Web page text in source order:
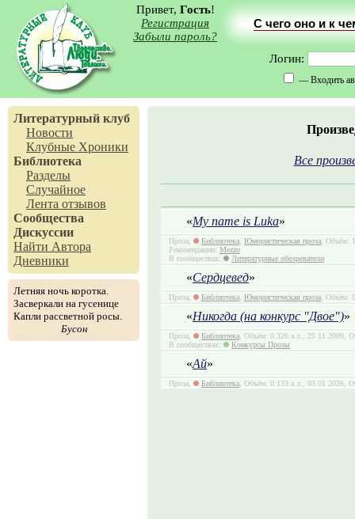
Привет, Гость!
Регистрация
Забыли пароль?
С чего оно и к
Логин:
— Входить
Литературный клуб
Новости
Клубные Хроники
Библиотека
Разделы
Случайное
Лента отзывов
Сообщества
Дискуссии
Найти Автора
Дневники
Летняя ночь коротка.
Засверкали на гусенице
Капли рассветной росы.
Бусон
Все
«My name is Luka»
Проза, Библиотека, Юмористическая проза, Объём:
Рекомендации: Mezzo
В сообществах:
Литературные обозреватели
«Сердцевед»
Проза, Библиотека, Юмористическая проза, Объём:
«Никогда (на конкурс "Двое")»
Проза, Библиотека, Объём: 0.326 а.л., 25 11 2009,
В сообществах:
Конкурсы Прозы
«Ай»
Проза, Библиотека, Объём: 0.133 а.л., 03 01 2026,